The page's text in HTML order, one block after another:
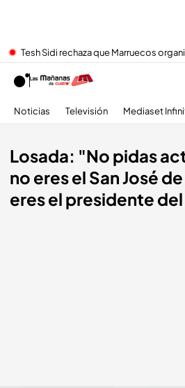
Tesh Sidi rechaza que Marruecos
Noticias Televisión Mediaset
Losada: "No pidas
no eres el San José
eres el presidente